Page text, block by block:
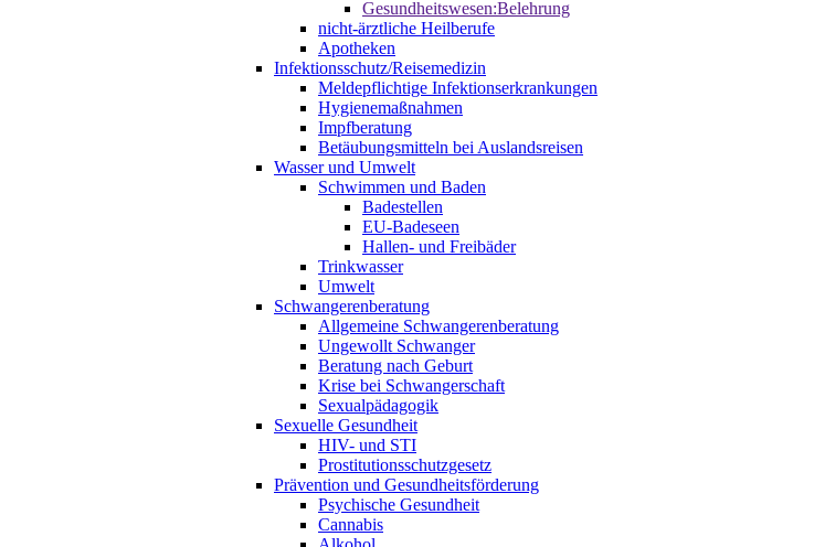
Gesundheitswesen:Belehrung
nicht-ärztliche Heilberufe
Apotheken
Infektionsschutz/Reisemedizin
Meldepflichtige Infektionserkrankungen
Hygienemaßnahmen
Impfberatung
Betäubungsmitteln bei Auslandsreisen
Wasser und Umwelt
Schwimmen und Baden
Badestellen
EU-Badeseen
Hallen- und Freibäder
Trinkwasser
Umwelt
Schwangerenberatung
Allgemeine Schwangerenberatung
Ungewollt Schwanger
Beratung nach Geburt
Krise bei Schwangerschaft
Sexualpädagogik
Sexuelle Gesundheit
HIV- und STI
Prostitutionsschutzgesetz
Prävention und Gesundheitsförderung
Psychische Gesundheit
Cannabis